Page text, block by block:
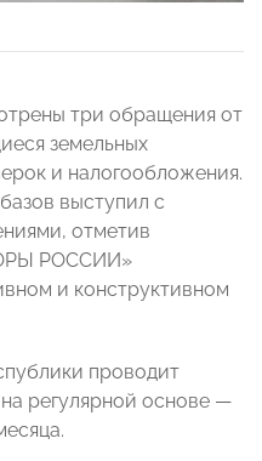
три обращения от
земельных
и налогообложения.
выступил с
отметив
РОССИИ»
и конструктивном
проводит
регулярной основе —